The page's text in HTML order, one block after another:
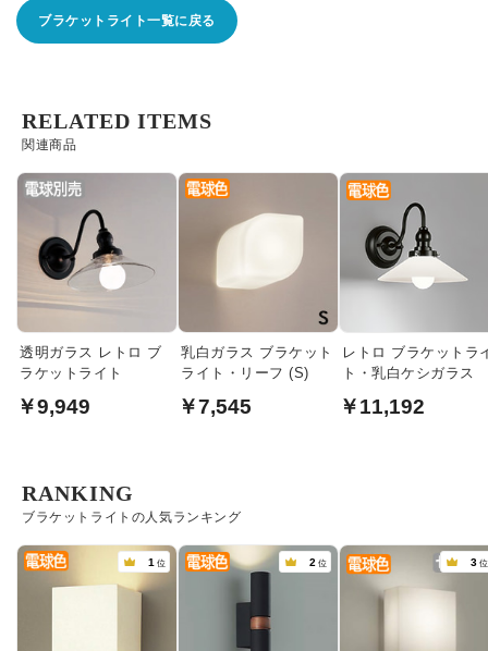
ブラケットライト一覧に戻る
関連商品
RELATED ITEMS
透明ガラス レトロ ブ
ラケットライト
￥9,949
乳白ガラス ブラケット
ライト・リーフ (S)
￥7,545
レトロ ブラケットラ
ト・乳白ケシガラス
￥11,192
ブラケットライトの人気ランキング
RANKING
1 位 2 位 3 位